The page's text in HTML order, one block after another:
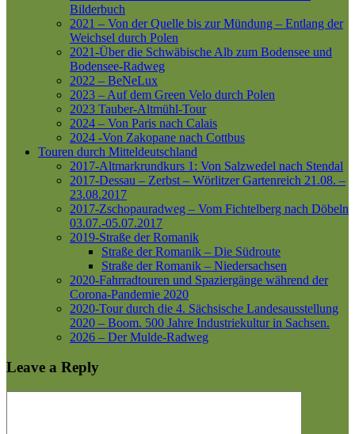
Bilderbuch
2021 – Von der Quelle bis zur Mündung – Entlang der
Weichsel durch Polen
2021-Über die Schwäbische Alb zum Bodensee und
Bodensee-Radweg
2022 – BeNeLux
2023 – Auf dem Green Velo durch Polen
2023 Tauber-Altmühl-Tour
2024 – Von Paris nach Calais
2024 -Von Zakopane nach Cottbus
Touren durch Mitteldeutschland
2017-Altmarkrundkurs 1: Von Salzwedel nach Stendal
2017-Dessau – Zerbst – Wörlitzer Gartenreich 21.08. –
23.08.2017
2017-Zschopauradweg – Vom Fichtelberg nach Döbeln
03.07.-05.07.2017
2019-Straße der Romanik
Straße der Romanik – Die Südroute
Straße der Romanik – Niedersachsen
2020-Fahrradtouren und Spaziergänge während der
Corona-Pandemie 2020
2020-Tour durch die 4. Sächsische Landesausstellung
2020 – Boom. 500 Jahre Industriekultur in Sachsen.
2026 – Der Mulde-Radweg
Leave a Reply